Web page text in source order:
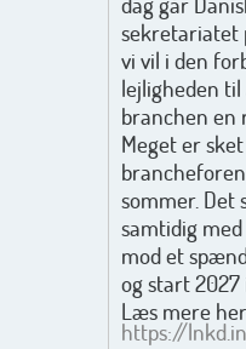
sekretariatet
vi vil i den
lejligheden
branchen en
Meget er
sommer. Det
samtidig
mod et
og start 2027
Læs mere
https://